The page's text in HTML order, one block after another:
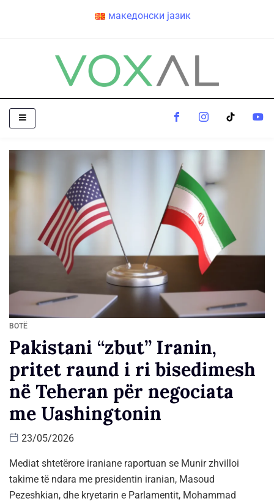
македонски јазик
BOTË
Pakistani “zbut” Iranin,
pritet raund i ri bisedimesh
në Teheran për negociata
me Uashingtonin
23/05/2026
Mediat shtetërore iraniane raportuan se Munir zhvilloi
takime të ndara me presidentin iranian, Masoud
Pezeshkian, dhe kryetarin e Parlamentit, Mohammad